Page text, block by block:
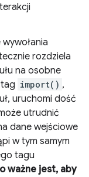
rozdziela
na osobne
import() ,
uruchomi dość
utrudnić
dane wejściowe
w tym samym
tagu
ważne jest, aby